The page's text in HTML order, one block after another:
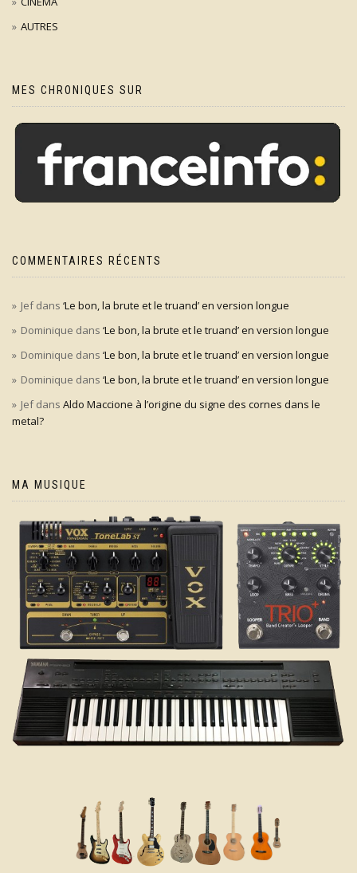
AUTRES
MES CHRONIQUES SUR
COMMENTAIRES RÉCENTS
Jefdans ‘Le bon, la brute et le truand’ en version longue
Dominique dans ‘Le bon, la brute et le truand’ en version longue
Dominique dans ‘Le bon, la brute et le truand’ en version longue
Dominique dans ‘Le bon, la brute et le truand’ en version longue
Jefdans Aldo Maccione à l’origine du signe des cornes dans le
metal?
MA MUSIQUE